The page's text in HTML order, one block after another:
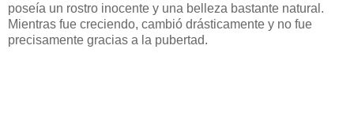
poseía un rostro inocente y una belleza bastante natural.
Mientras fue creciendo, cambió drásticamente y no fue
precisamente gracias a la pubertad.